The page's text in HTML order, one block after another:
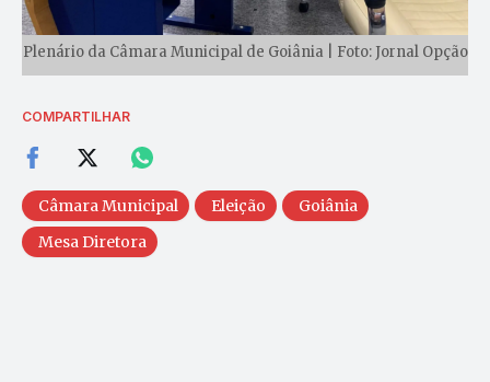
Plenário da Câmara Municipal de Goiânia | Foto: Jornal Opção
COMPARTILHAR
Câmara Municipal Eleição
Goiânia
Mesa Diretora